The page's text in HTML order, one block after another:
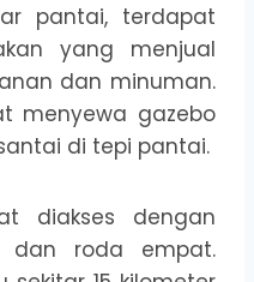
pantai, terdapat
yang menjual
dan minuman.
menyewa gazebo
di tepi pantai.
diakses dengan
dan roda empat.